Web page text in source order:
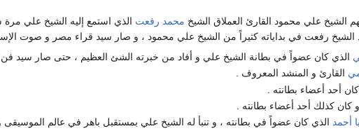
الشيخ علي محمود القارئ العملاق الشيخ محمد رفعت
الشيخ رفعت في بداياته كثيراً من الشيخ علي محمود ، و صار سيد قراء مصر و صوت
الذي كان عضواً في بطانة الشيخ علي و أفاد من خبرته الشئ العظيم ، حتى صار سيد فن
القارئ و المنشد المعروف .
أحد أعضاء بطانته .
كان كذلك أحد أعضاء بطانته .
أحمد الذي كان عضواً في بطانته ، و تنبأ له الشيخ علي بمستقبل باهر في عالم